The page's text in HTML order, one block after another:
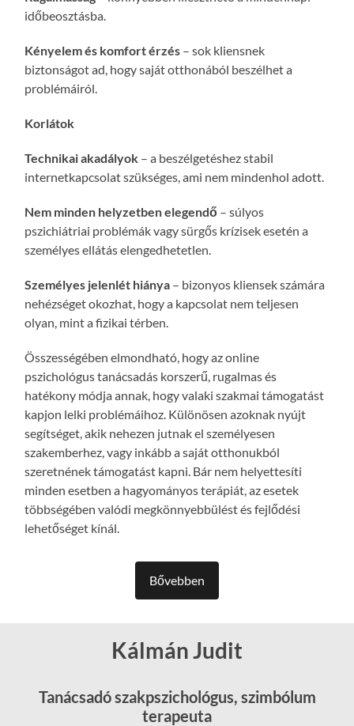
időbeosztásba.
Kényelem és komfort érzés – sok kliensnek
biztonságot ad, hogy saját otthonából beszélhet a
problémáiról.
Korlátok
Technikai akadályok – a beszélgetéshez stabil
internetkapcsolat szükséges, ami nem mindenhol adott.
Nem minden helyzetben elegendő – súlyos
pszichiátriai problémák vagy sürgős krízisek esetén a
személyes ellátás elengedhetetlen.
Személyes jelenlét hiánya – bizonyos kliensek számára
nehézséget okozhat, hogy a kapcsolat nem teljesen
olyan, mint a fizikai térben.
Összességében elmondható, hogy az online
pszichológus tanácsadás korszerű, rugalmas és
hatékony módja annak, hogy valaki szakmai támogatást
kapjon lelki problémáihoz. Különösen azoknak nyújt
segítséget, akik nehezen jutnak el személyesen
szakemberhez, vagy inkább a saját otthonukból
szeretnének támogatást kapni. Bár nem helyettesíti
minden esetben a hagyományos terápiát, az esetek
többségében valódi megkönnyebbülést és fejlődési
lehetőséget kínál.
Bővebben
Kálmán Judit
Tanácsadó szakpszichológus, szimbólum
terapeuta